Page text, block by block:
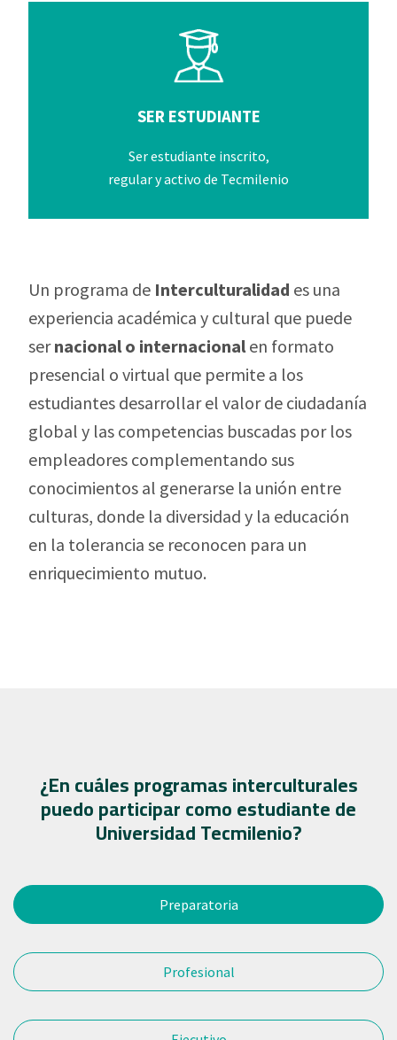
Un programa de Interculturalidad es una
experiencia académica y cultural que puede
sernacional o internacionalen formato
presencial o virtual que permite a los
estudiantes desarrollar el valor de ciudadanía
global y las competencias buscadas por los
empleadores complementando sus
conocimientos al generarse la unión entre
culturas, donde la diversidad y la educación
en la tolerancia se reconocen para un
enriquecimiento mutuo.
¿En cuáles programas interculturales
puedo participar como estudiante de
Universidad Tecmilenio?